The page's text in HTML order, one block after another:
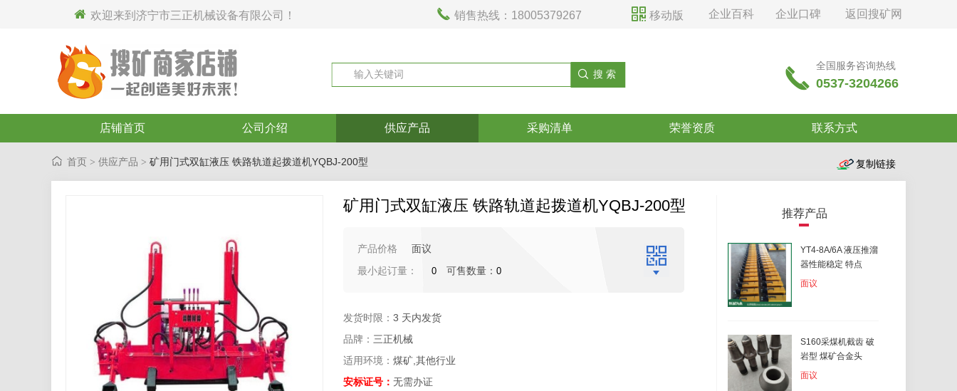
 欢迎来到济宁市三正机械设备有限公司！  销售热线：18005379267  移动版 企业百科 企业口碑 返回搜矿网
 全国服务咨询热线
0537-3204266
店铺首页 公司介绍 供应产品 采购清单 荣誉资质 联系方式
首页 > 供应产品 > 矿用门式双缸液压 铁路轨道起拨道机YQBJ-200型
矿用门式双缸液压 铁路轨道起拨道机YQBJ-200型
产品价格
面议
最小起订量：
0 可售数量： 0
发货时限： 3 天内发货
品牌： 三正机械
适用环境： 煤矿,其他行业
安标证号： 无需办证
推荐产品
YT4-8A/6A 液压推溜
器性能稳定 特点
面议
S160采煤机截齿 破
岩型 煤矿合金头
面议